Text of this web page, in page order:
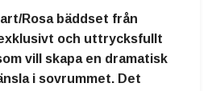
Rosa bäddset från
och uttrycksfullt
vill skapa en dramatisk
i sovrummet. Det